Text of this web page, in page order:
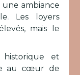
une ambiance
Les loyers
mais le
et
au cœur de